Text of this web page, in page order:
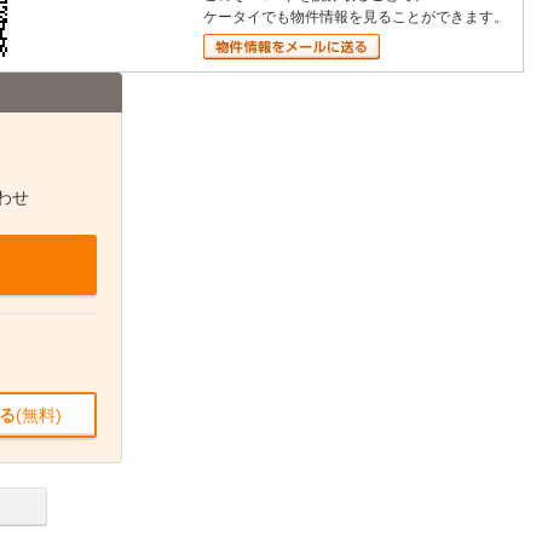
ケータイでも物件情報を見ることができます。
せ
(無料)